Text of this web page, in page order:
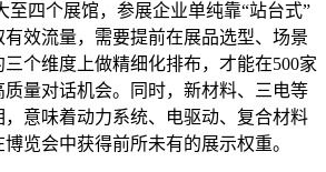
至四个展馆，参展企业单纯靠“站台式”
有效流量，需要提前在展品选型、场景
个维度上做精细化排布，才能在500家
质量对话机会。同时，新材料、三电等
意味着动力系统、电驱动、复合材料
览会中获得前所未有的展示权重。